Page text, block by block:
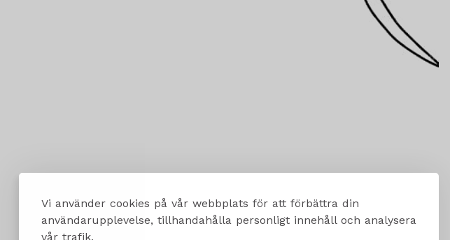
Vi använder cookies på vår webbplats för att förbättra din
användarupplevelse, tillhandahålla personligt innehåll och analysera
vår trafik.